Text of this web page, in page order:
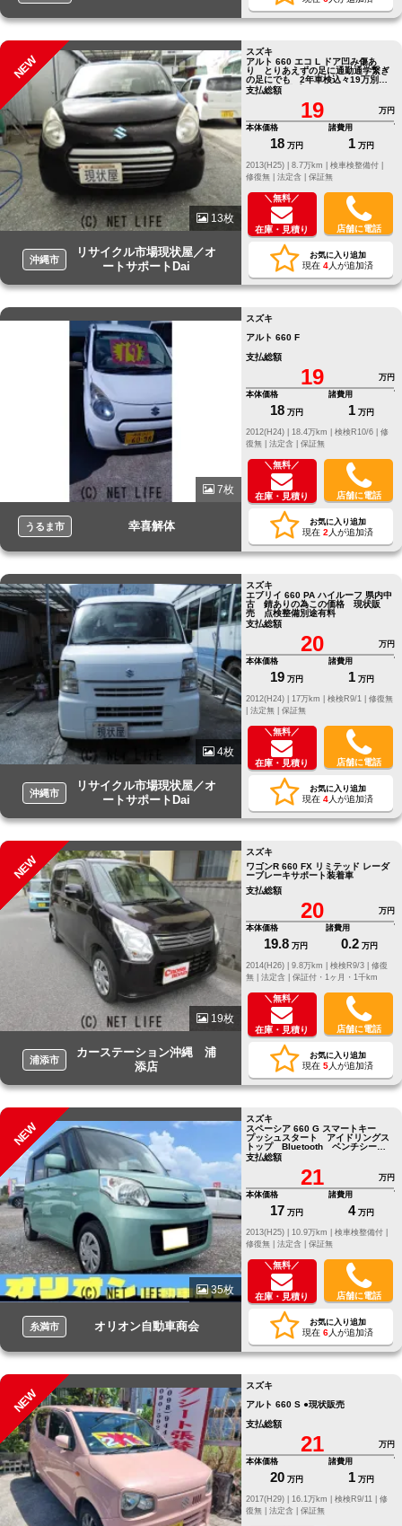
NEW
13枚
沖縄市
リサイクル市場現状屋／オ
ートサポートDai
スズキ
アルト 660 エコ L ドア凹み傷あ
り とりあえずの足に通勤通学繋ぎ
の足にでも 2年車検込々19万別途
12か月保証プランあり
支払総額
19
万円
本体価格
18 万円
諸費用
1 万円
修復無 | 法定含 | 保証無
＼無料／
在庫・見積り 店舗に電話
お気に入り追加
現在 4人が追加済
7枚
うるま市 幸喜解体
スズキ
アルト 660 F
支払総額
19
万円
本体価格
18 万円
諸費用
1 万円
修
復無 | 法定含 | 保証無
＼無料／
在庫・見積り 店舗に電話
お気に入り追加
現在 2 人が追加済
4枚
沖縄市
リサイクル市場現状屋／オ
ートサポートDai
スズキ
エブリイ 660 PA ハイルーフ 県内中
古 錆ありの為この価格 現状販
売 点検整備別途有料
支払総額
20
万円
本体価格
19 万円
諸費用
1 万円
修復無
法定無 | 保証無
＼無料／
在庫・見積り 店舗に電話
お気に入り追加
現在 4人が追加済
NEW
19枚
浦添市
カーステーション沖縄 浦
添店
スズキ
ワゴンR 660 FX リミテッド レーダ
ーブレーキサポート装着車
支払総額
20
万円
本体価格
19.8 万円
諸費用
0.2 万円
修復
無 | 法定含 | 保証付・1ヶ月・1千km
＼無料／
在庫・見積り 店舗に電話
お気に入り追加
現在 5人が追加済
NEW
35枚
糸満市 オリオン自動車商会
スズキ
スペーシア 660 G スマートキー
プッシュスタート アイドリングス
トップ Bluetooth ベンチシー
ト
支払総額
21
万円
本体価格
17 万円
諸費用
4 万円
修復無 | 法定含 | 保証無
＼無料／
在庫・見積り 店舗に電話
お気に入り追加
現在 6人が追加済
NEW
スズキ
アルト 660 S ●現状販売
支払総額
21
万円
本体価格
20 万円
諸費用
1 万円
修
復無 | 法定含 | 保証無